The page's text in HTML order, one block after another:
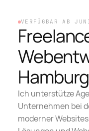
VERFÜGBAR AB
Hamburg
Ich unterstütze
Unternehmen bei
moderner